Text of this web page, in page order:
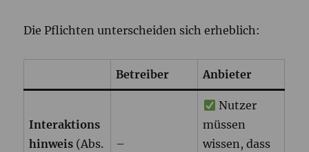
Die Pflichten unterscheiden sich erheblich:
Betreiber Anbieter
Interaktions
hinweis (Abs.
–
Nutzer
müssen
wissen, dass